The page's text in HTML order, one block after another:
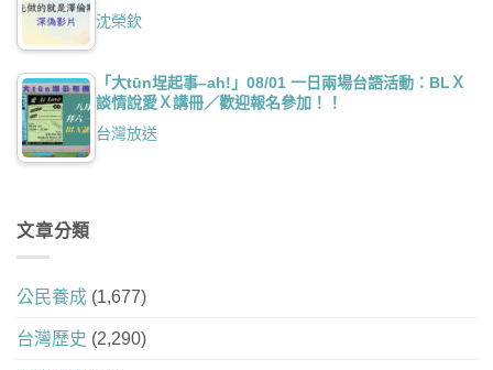
沈榮欽
「大tūn埕起事–ah!」08/01 一日兩場台語活動：BLＸ
談情說愛Ｘ講冊／歡迎報名參加！！
台灣放送
文章分類
公民養成 (1,677)
台灣歷史 (2,290)